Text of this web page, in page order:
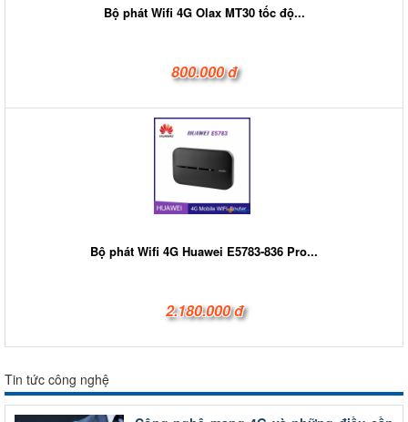
Bộ phát Wifi 4G Olax MT30 tốc độ...
800.000 đ
Bộ phát Wifi 4G Huawei E5783-836 Pro...
2.180.000 đ
Tin tức công nghệ